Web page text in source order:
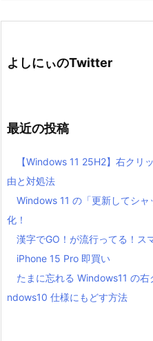
よしにぃのTwitter
最近の投稿
【Windows 11 25H2】右クリ
由と対処法
Windows 11 の「更新してシ
化！
漢字でGO！が流行ってる！ス
iPhone 15 Pro 即買い
たまに忘れる Windows11 の
ndows10 仕様にもどす方法